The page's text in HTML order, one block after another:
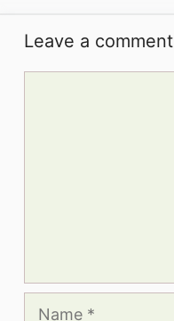
Leave a comment
Name